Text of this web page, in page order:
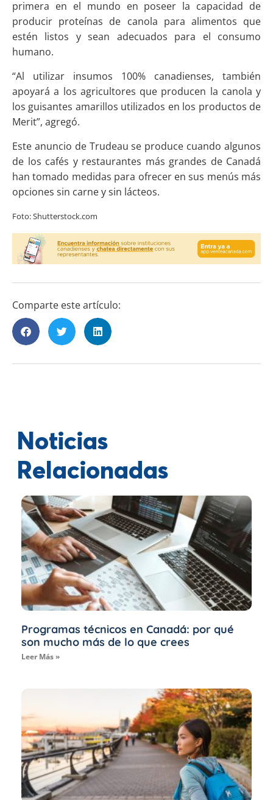
primera en el mundo en poseer la capacidad de
producir proteínas de canola para alimentos que
estén listos y sean adecuados para el consumo
humano.
“Al utilizar insumos 100% canadienses, también
apoyará a los agricultores que producen la canola y
los guisantes amarillos utilizados en los productos de
Merit”, agregó.
Este anuncio de Trudeau se produce cuando algunos
de los cafés y restaurantes más grandes de Canadá
han tomado medidas para ofrecer en sus menús más
opciones sin carne y sin lácteos.
Foto: Shutterstock.com
Comparte este artículo:
Noticias
Relacionadas
Programas técnicos en Canadá: por qué
son mucho más de lo que crees
Leer Más »